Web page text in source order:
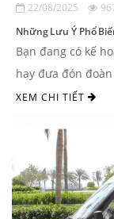
22/08/2025
Những Lưu Ý Phổ
Bạn đang có kế
hay đưa đón
xe 16 chỗ? Tìm ...
XEM CHI TIẾT